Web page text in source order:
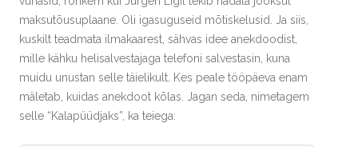
maksutõusuplaane. Oli igasuguseid mõtiskelusid. Ja siis,
kuskilt teadmata ilmakaarest, sähvas idee anekdoodist,
mille kähku helisalvestajaga telefoni salvestasin, kuna
muidu unustan selle täielikult. Kes peale tööpäeva enam
mäletab, kuidas anekdoot kõlas. Jagan seda, nimetagem
selle “Kalapüüdjaks”, ka teiega: